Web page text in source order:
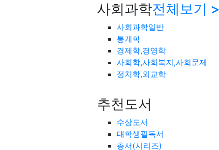
사회과학전체보기 >
사회과학일반
통계학
경제학,경영학
사회학,사회복지,사회문제
정치학,외교학
추천도서
수상도서
대학생필독서
총서(시리즈)